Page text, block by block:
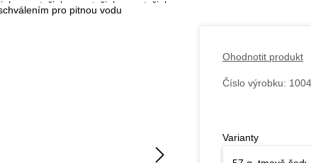
Ohodnotit produkt
Číslo výrobku:
Varianty